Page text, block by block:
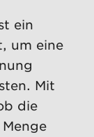
ein
um eine
Mit
die